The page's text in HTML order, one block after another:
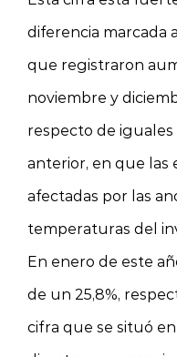
diferencia marcada
que registraron
noviembre y
respecto de
anterior, en que las
afectadas por las
temperaturas del
En enero de este
de un 25,8%,
cifra que se situó